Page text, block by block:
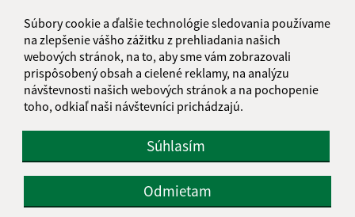
Súbory cookie a ďalšie technológie sledovania používame
na zlepšenie vášho zážitku z prehliadania našich
webových stránok, na to, aby sme vám zobrazovali
prispôsobený obsah a cielené reklamy, na analýzu
návštevnosti našich webových stránok a na pochopenie
toho, odkiaľ naši návštevníci prichádzajú.
Súhlasím
Odmietam